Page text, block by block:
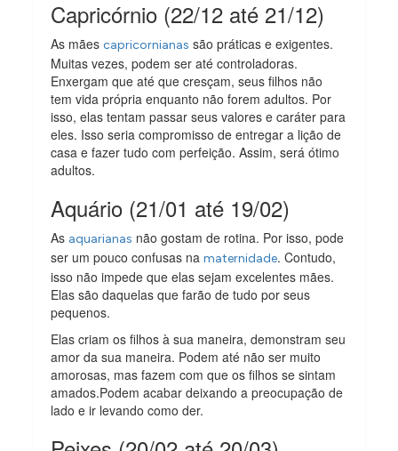
Capricórnio (22/12 até 21/12)
As mãescapricornianas são práticas e exigentes.
Muitas vezes, podem ser até controladoras.
Enxergam que até que cresçam, seus filhos não
tem vida própria enquanto não forem adultos. Por
isso, elas tentam passar seus valores e caráter para
eles. Isso seria compromisso de entregar a lição de
casa e fazer tudo com perfeição. Assim, será ótimo
adultos.
Aquário (21/01 até 19/02)
As aquarianas não gostam de rotina. Por isso, pode
ser um pouco confusas namaternidade. Contudo,
isso não impede que elas sejam excelentes mães.
Elas são daquelas que farão de tudo por seus
pequenos.
Elas criam os filhos à sua maneira, demonstram seu
amor da sua maneira. Podem até não ser muito
amorosas, mas fazem com que os filhos se sintam
amados.Podem acabar deixando a preocupação de
lado e ir levando como der.